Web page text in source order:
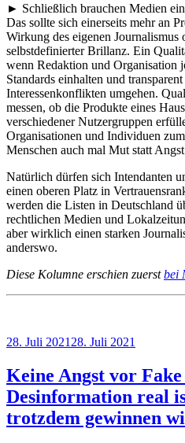
► Schließlich brauchen Medien
Das sollte sich einerseits mehr an
Wirkung des eigenen Journalismus
selbstdefinierter Brillanz. Ein
wenn Redaktion und Organisation
Standards einhalten und
Interessenkonflikten umgehen.
messen, ob die Produkte eines
verschiedener Nutzergruppen
Organisationen und Individuen
Menschen auch mal Mut statt
Natürlich dürfen sich Intendanten
einen oberen Platz in
werden die Listen in Deutschland
rechtlichen Medien und
aber wirklich einen starken
anderswo.
Diese Kolumne erschien zuerstbei
Veröffentlicht
28. Juli 2021 28. Juli 2021
Keine Angst vor
Desinformation real
trotzdem gewinnen